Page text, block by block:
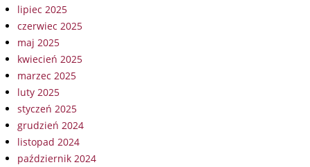
lipiec 2025
czerwiec 2025
maj 2025
kwiecień 2025
marzec 2025
luty 2025
styczeń 2025
grudzień 2024
listopad 2024
październik 2024